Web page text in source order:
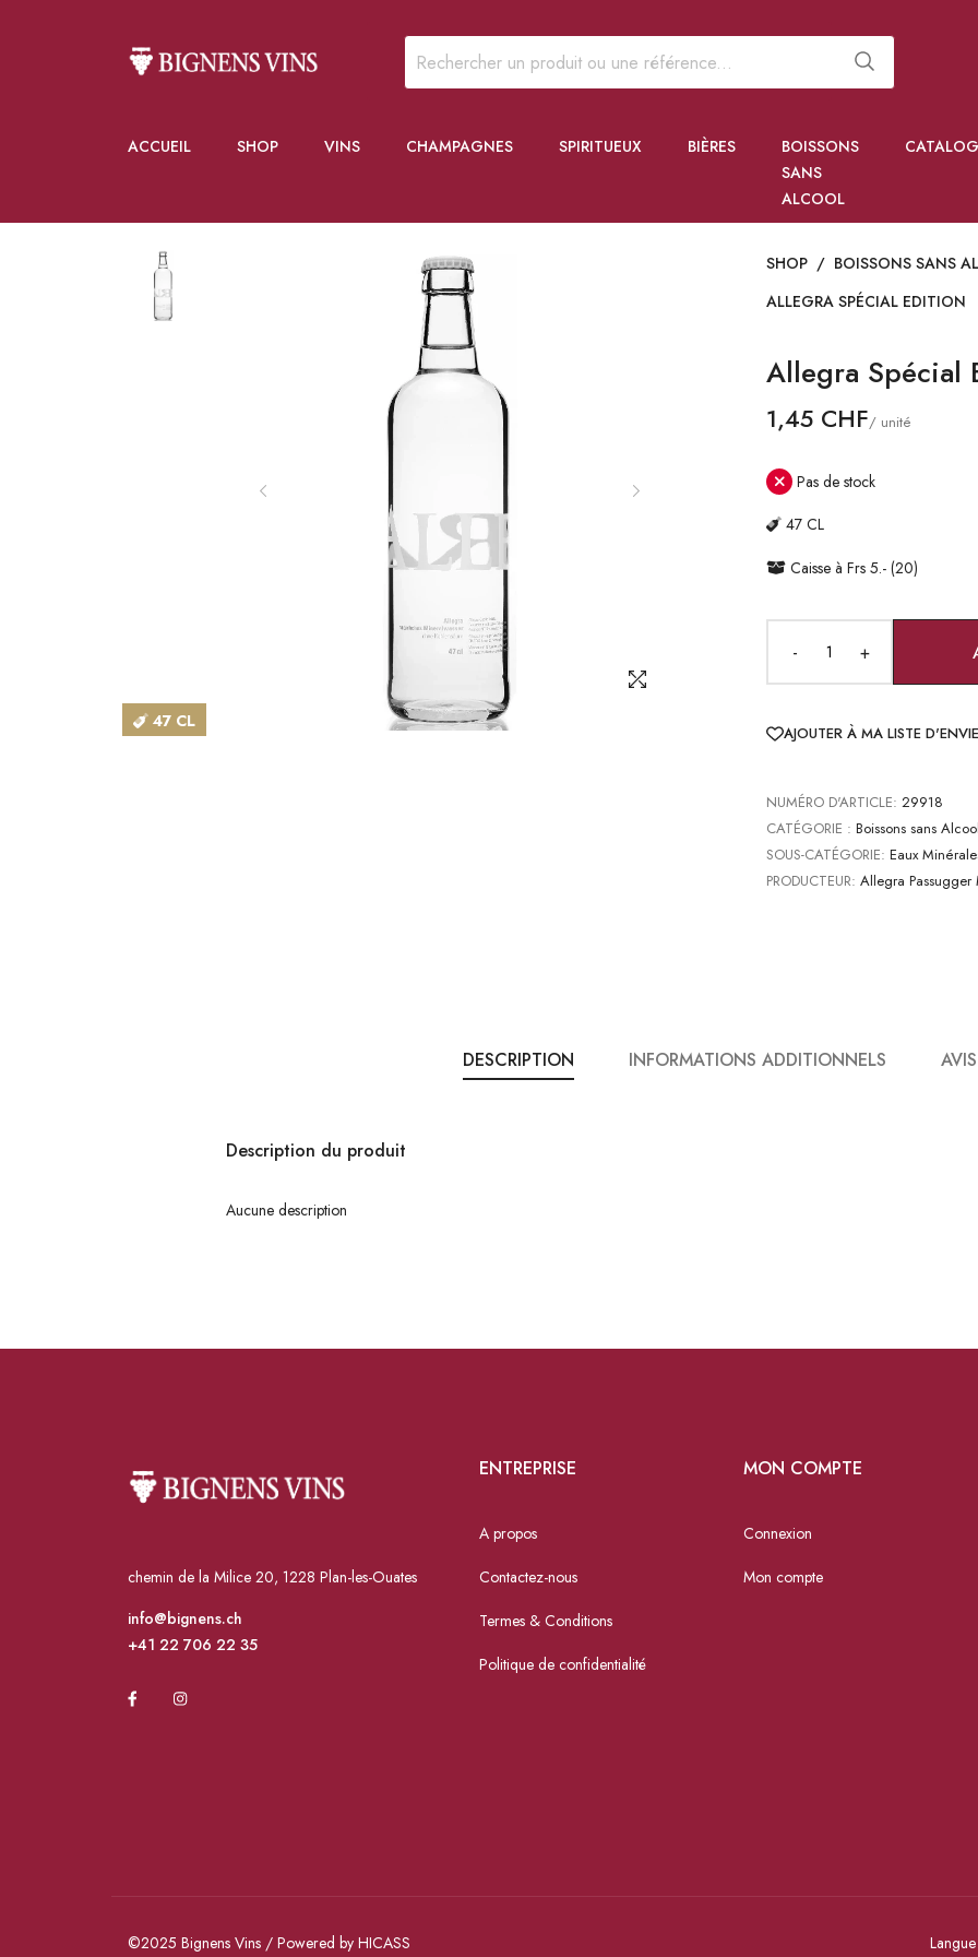
ACCUEIL SHOP VINS CHAMPAGNES SPIRITUEUX BIÈRES
BOISSONS
SANS
ALCOOL
47 CL
SHOP / BOISSONS SANS
ALLEGRA SPÉCIAL EDITION
Allegra Spécial
1,45 CHF/ unité
Pas de stock
47 CL
Caisse à Frs 5.- (20)
- +
AJOUTER À MA LISTE D'ENVIE
NUMÉRO D'ARTICLE: 29918
CATÉGORIE : Boissons sans
SOUS-CATÉGORIE: Eaux
PRODUCTEUR: Allegra
DESCRIPTION INFORMATIONS ADDITIONNELS
Description du produit
Aucune description
chemin de la Milice 20, 1228 Plan-les-Ouates
info@bignens.ch
+41 22 706 22 35
ENTREPRISE
A propos
Contactez-nous
Termes & Conditions
Politique de confidentialité
MON COMPTE
Connexion
Mon compte
©2025 Bignens Vins / Powered by HICASS Langue